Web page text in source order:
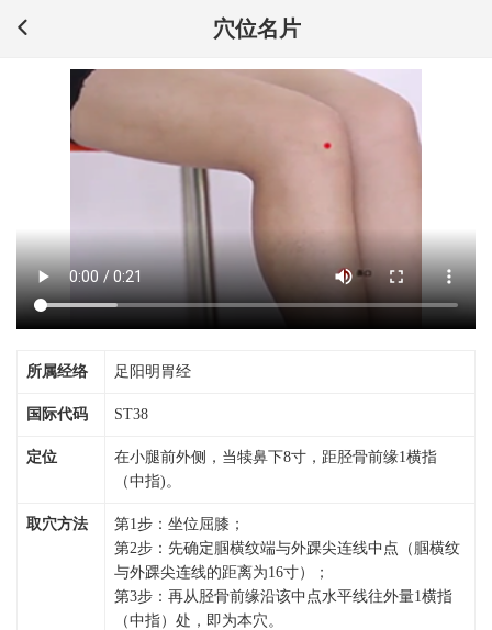
穴位名片
所属经络 足阳明胃经
国际代码 ST38
定位
在小腿前外侧，当犊鼻下8寸，距胫骨前缘1横指
（中指)。
取穴方法
第1步：坐位屈膝；
第2步：先确定腘横纹端与外踝尖连线中点（腘横纹
与外踝尖连线的距离为16寸）；
第3步：再从胫骨前缘沿该中点水平线往外量1横指
（中指）处，即为本穴。